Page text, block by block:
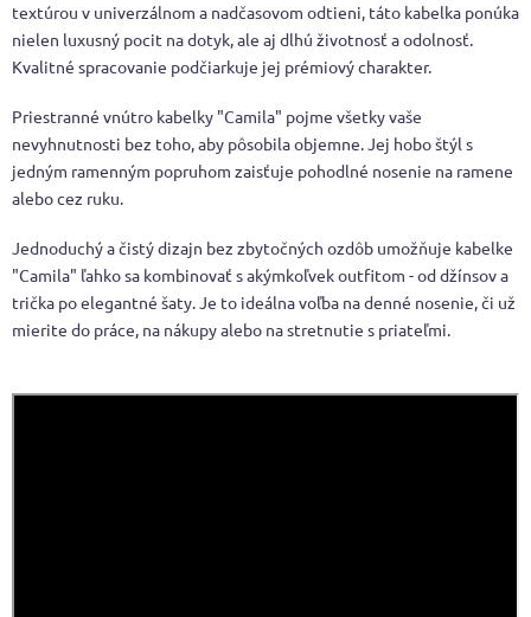
textúrou v univerzálnom a nadčasovom odtieni, táto kabelka ponúka
nielen luxusný pocit na dotyk, ale aj dlhú životnosť a odolnosť.
Kvalitné spracovanie podčiarkuje jej prémiový charakter.
Priestranné vnútro kabelky "Camila" pojme všetky vaše
nevyhnutnosti bez toho, aby pôsobila objemne. Jej hobo štýl s
jedným ramenným popruhom zaisťuje pohodlné nosenie na ramene
alebo cez ruku.
Jednoduchý a čistý dizajn bez zbytočných ozdôb umožňuje kabelke
"Camila" ľahko sa kombinovať s akýmkoľvek outfitom - od džínsov a
trička po elegantné šaty. Je to ideálna voľba na denné nosenie, či už
mierite do práce, na nákupy alebo na stretnutie s priateľmi.